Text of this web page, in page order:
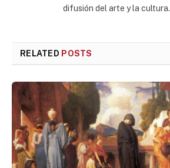
difusión del arte y la cultura.
RELATED POSTS